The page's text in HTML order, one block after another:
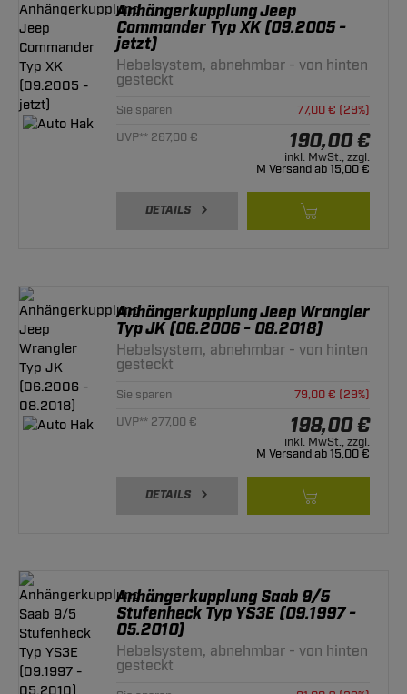
Anhängerkupplung Jeep
Commander Typ XK (09.2005 -
jetzt)
Hebelsystem, abnehmbar - von hinten
gesteckt
Sie sparen
77,00 € (29%)
UVP** 267,00 €
190,00 €
inkl. MwSt., zzgl.
M Versand ab 15,00 €
DETAILS
Anhängerkupplung Jeep Wrangler
Typ JK (06.2006 - 08.2018)
Hebelsystem, abnehmbar - von hinten
gesteckt
Sie sparen
79,00 € (29%)
UVP** 277,00 €
198,00 €
inkl. MwSt., zzgl.
M Versand ab 15,00 €
DETAILS
Anhängerkupplung Saab 9/5
Stufenheck Typ YS3E (09.1997 -
05.2010)
Hebelsystem, abnehmbar - von hinten
gesteckt